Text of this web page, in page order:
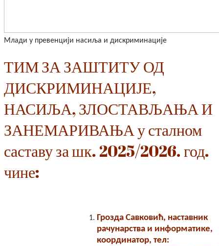
Млади у превенцији насиља и дискриминације
ТИМ ЗА ЗАШТИТУ ОД
ДИСКРИМИНАЦИЈЕ,
НАСИЉА, ЗЛОСТАВЉАЊА И
ЗАНЕМАРИВАЊА у сталном
саставу за шк. 2025/2026. год.
чине:
Грозда Савковић, наставник
рачунарства и информатике,
координатор, тел: